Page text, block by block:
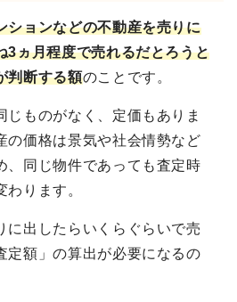
ションなどの不動産を売りに
3ヵ月程度で売れるだとろうと
判断する額のことです。
じものがなく、定価もありま
の価格は景気や社会情勢など
、同じ物件であっても査定時
ります。
に出したらいくらぐらいで売
定額」の算出が必要になるの